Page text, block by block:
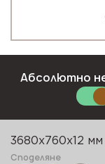
Marble Ocean
Тип повърхност
3680x760x12 мм
Споделяне
Имейл*
Абсолютно